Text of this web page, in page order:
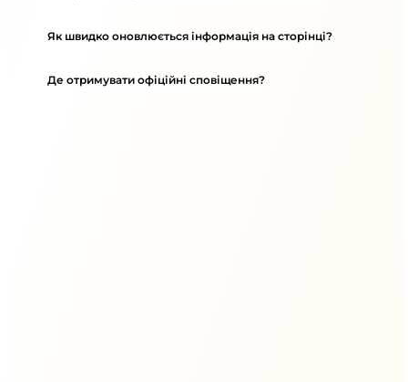
Як швидко оновлюється інформація на сторінці?
Де отримувати офіційні сповіщення?